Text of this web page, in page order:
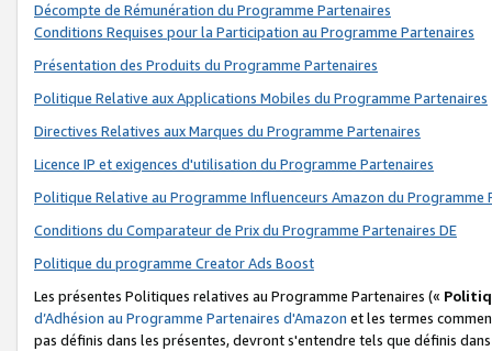
Décompte de Rémunération du Programme Partenaires
Conditions Requises pour la Participation au Programme Partenaires
Présentation des Produits du Programme Partenaires
Politique Relative aux Applications Mobiles du Programme Partenaires
Directives Relatives aux Marques du Programme Partenaires
Licence IP et exigences d'utilisation du Programme Partenaires
Politique Relative au Programme Influenceurs Amazon du Programme
Conditions du Comparateur de Prix du Programme Partenaires DE
Politique du programme Creator Ads Boost
Les présentes Politiques relatives au Programme Partenaires («
d’Adhésion au Programme Partenaires d'Amazon et les termes
pas définis dans les présentes, devront s'entendre tels que définis